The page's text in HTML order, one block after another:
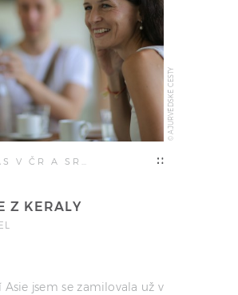
© AJURVÉDSKÉ CESTY
V ČR A SR…
Z KERALY
jsem se zamilovala už v